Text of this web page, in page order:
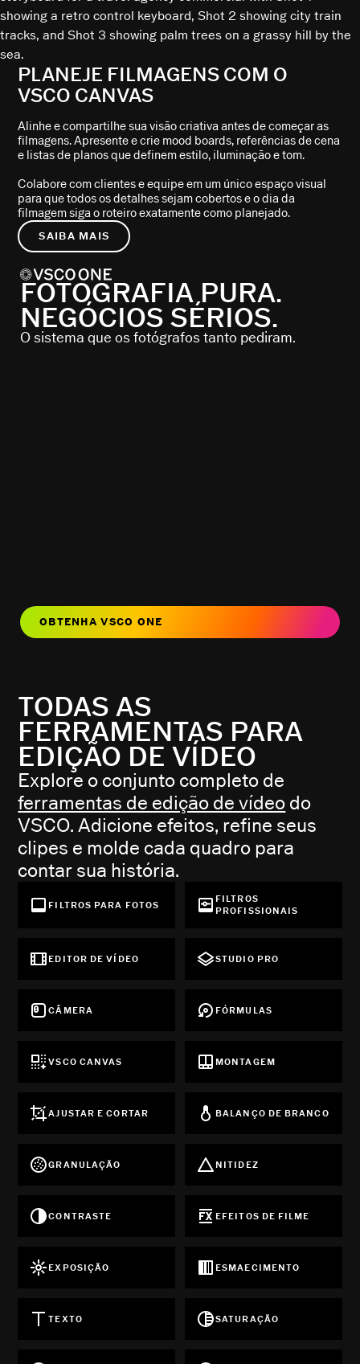
PLANEJE FILMAGENS COM O
VSCO CANVAS
Alinhe e compartilhe sua visão criativa antes de começar as
filmagens. Apresente e crie mood boards, referências de cena
e listas de planos que definem estilo, iluminação e tom.
Colabore com clientes e equipe em um único espaço visual
para que todos os detalhes sejam cobertos e o dia da
filmagem siga o roteiro exatamente como planejado.
SAIBA MAIS
FOTOGRAFIA PURA.
NEGÓCIOS SÉRIOS.
O sistema que os fotógrafos tanto pediram.
OBTENHA VSCO ONE
TODAS AS
FERRAMENTAS PARA
EDIÇÃO DE VÍDEO
Explore o conjunto completo de
ferramentas de edição de vídeo do
VSCO. Adicione efeitos, refine seus
clipes e molde cada quadro para
contar sua história.
FILTROS PARA FOTOS
FILTROS
PROFISSIONAIS
EDITOR DE VÍDEO STUDIO PRO
CÂMERA FÓRMULAS
VSCO CANVAS MONTAGEM
AJUSTAR E CORTAR BALANÇO DE BRANCO
GRANULAÇÃO NITIDEZ
CONTRASTE EFEITOS DE FILME
EXPOSIÇÃO ESMAECIMENTO
TEXTO SATURAÇÃO